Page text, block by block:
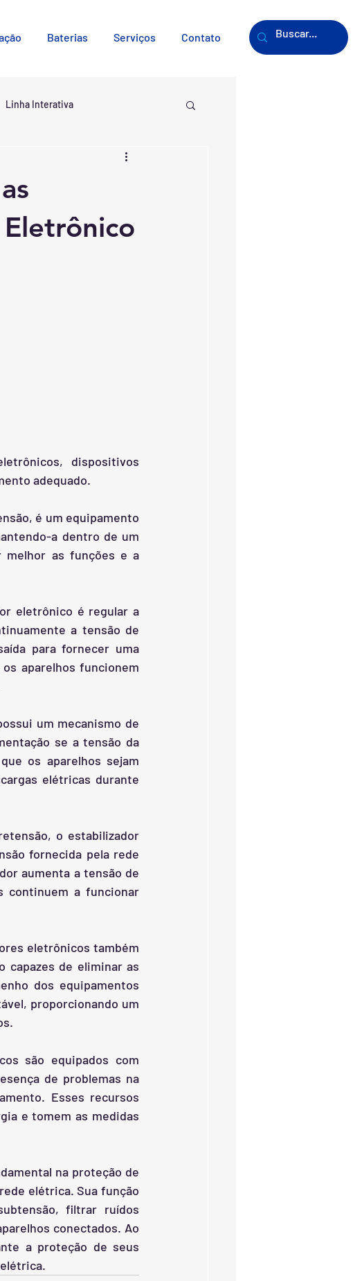
Baterias Serviços Contato
Linha Interativa
dispositivos
adequado.
é um equipamento
a dentro de um
melhor as funções e a
eletrônico é regular a
a tensão de
para fornecer uma
aparelhos funcionem
um mecanismo de
se a tensão da
os aparelhos sejam
elétricas durante
o estabilizador
fornecida pela rede
aumenta a tensão de
continuem a funcionar
eletrônicos também
capazes de eliminar as
dos equipamentos
proporcionando um
são equipados com
de problemas na
Esses recursos
e tomem as medidas
na proteção de
elétrica. Sua função
filtrar ruídos
conectados. Ao
a proteção de seus